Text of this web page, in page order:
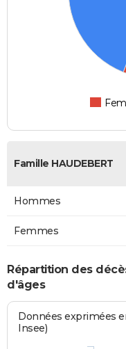
Famille HAUDEBERT
Hommes
Femmes
Répartition des
d'âges
Données exprimées
Insee)